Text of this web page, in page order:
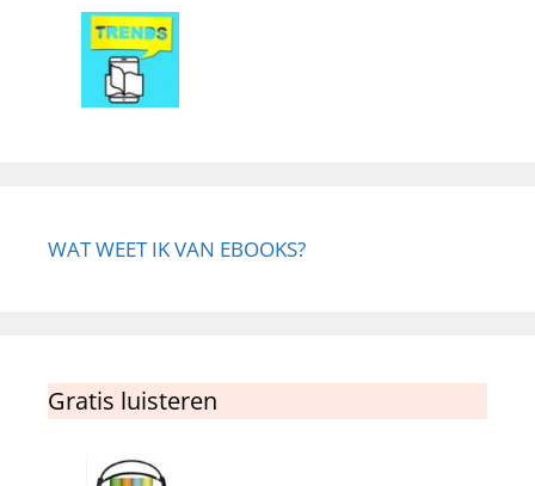
WAT WEET IK VAN EBOOKS?
Gratis luisteren